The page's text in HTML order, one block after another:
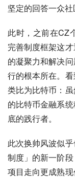
坚定的回答一众社
此时，之前在CZ
完善制度框架这
的凝聚力和解决
行的根本所在。
类比为比特币：
的比特币金融系
底的践行者。
此次换帅风波似
制度」的新一阶
项目走向更成熟